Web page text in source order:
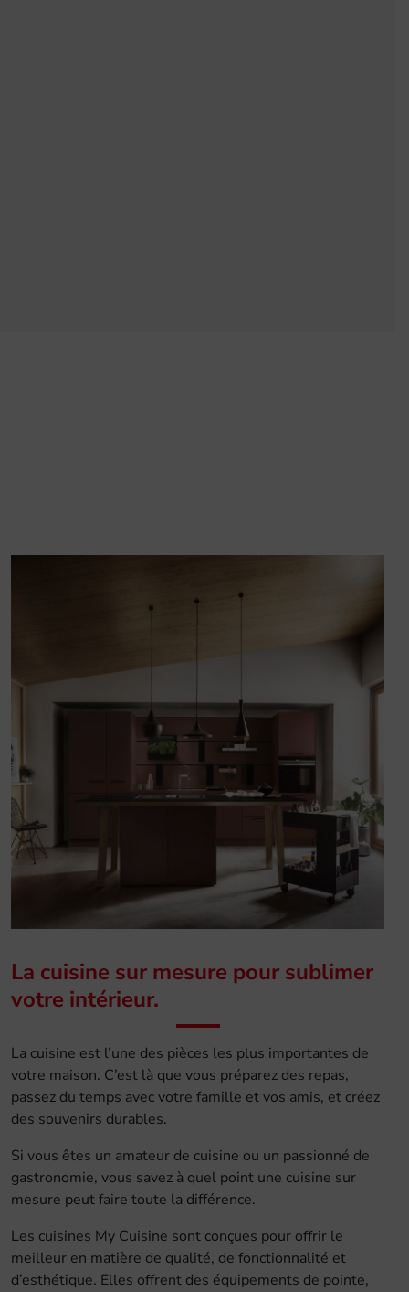
La cuisine sur mesure pour sublimer
votre intérieur.
La cuisine est l’une des pièces les plus importantes de
votre maison. C’est là que vous préparez des repas,
passez du temps avec votre famille et vos amis, et créez
des souvenirs durables.
Si vous êtes un amateur de cuisine ou un passionné de
gastronomie, vous savez à quel point une cuisine sur
mesure peut faire toute la différence.
Les cuisines My Cuisine sont conçues pour offrir le
meilleur en matière de qualité, de fonctionnalité et
d’esthétique. Elles offrent des équipements de pointe,